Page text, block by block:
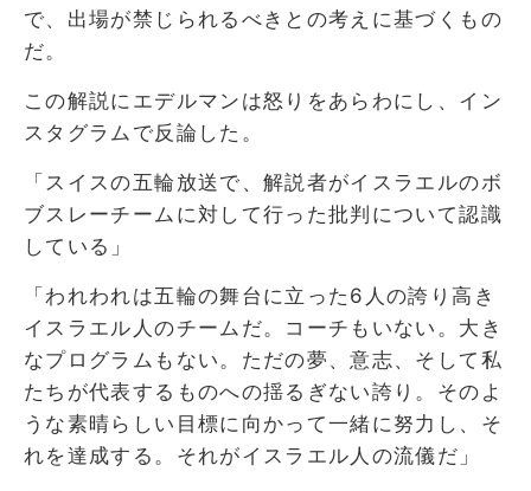
で、出場が禁じられるべきとの考えに基づくもの
だ。
この解説にエデルマンは怒りをあらわにし、イン
スタグラムで反論した。
「スイスの五輪放送で、解説者がイスラエルのボ
ブスレーチームに対して行った批判について認識
している」
「われわれは五輪の舞台に立った6人の誇り高き
イスラエル人のチームだ。コーチもいない。大き
なプログラムもない。ただの夢、意志、そして私
たちが代表するものへの揺るぎない誇り。そのよ
うな素晴らしい目標に向かって一緒に努力し、そ
れを達成する。それがイスラエル人の流儀だ」